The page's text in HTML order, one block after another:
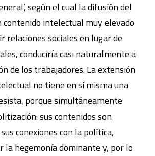
según el cual la difusión del
contenido intelectual muy elevado
relaciones sociales en lugar de
conduciría casi naturalmente a
de los trabajadores. La extensión
no tiene en sí misma una
porque simultáneamente
sus contenidos son
sus conexiones con la política,
la hegemonía dominante y, por lo